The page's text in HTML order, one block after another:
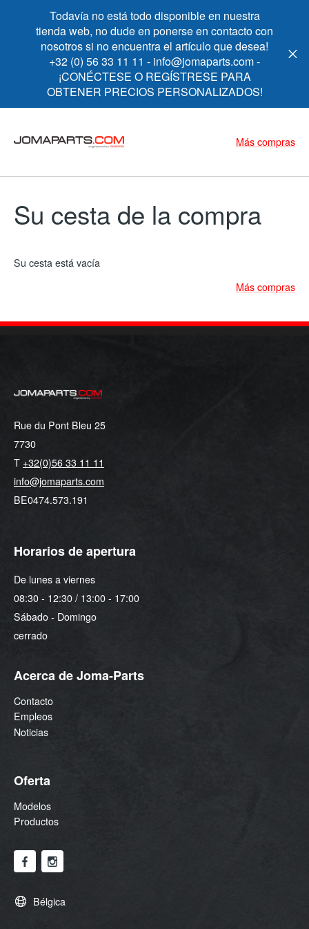
Todavía no está todo disponible en nuestra
tienda web, no dude en ponerse en contacto con
nosotros si no encuentra el artículo que desea!
+32 (0) 56 33 11 11 - info@jomaparts.com -
¡CONÉCTESE O REGÍSTRESE PARA
OBTENER PRECIOS PERSONALIZADOS!
Más compras
Su cesta de la compra
Su cesta está vacía
Más compras
Rue du Pont Bleu 25
7730
T +32(0)56 33 11 11
info@jomaparts.com
BE0474.573.191
Horarios de apertura
De lunes a viernes
08:30 - 12:30 / 13:00 - 17:00
Sábado - Domingo
cerrado
Acerca de Joma-Parts
Contacto
Empleos
Noticias
Oferta
Modelos
Productos
Bélgica